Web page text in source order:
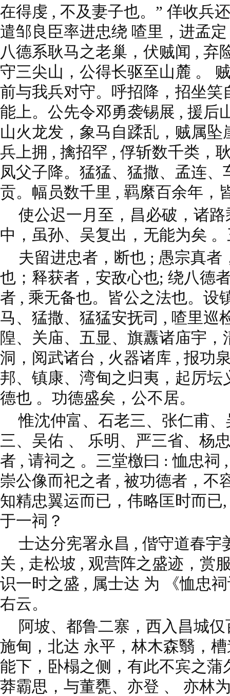
在得虔 , 不及妻子也。” 佯收兵
遣邹良臣率进忠绕 喳里，进孟
八德系耿马之老巢，伏贼闻 , 弃
守三尖山，公得长驱至山麓 。
前与我兵对守。呼招降，招坐笑
能上。公先令邓勇袭锡展 , 援后
山火龙发，象马自蹂乱，贼属
兵上拥 , 擒招罕 , 俘斩数千类，
凤父子降。猛猛、猛撒、孟连
贡。幅员数千里 , 羁縻百余年，
使公迟一月至，昌必破，诸
中，虽孙、吴复出，无能为矣
夫留进忠者，断也 ; 愚宗真者
也；释获者，安敌心也; 绕八德
者 , 乘无备也。皆公之法也。设
马、猛撒、猛猛安抚司 , 喳里巡
隍、关庙、五显、旗纛诸庙宇
洞，阅武诸台 , 火器诸库 , 报功
邦、镇康、湾甸之归夷，起厉坛
德也 。功德盛矣，公不居。
惟沈仲富、石老三、张仁甫
三、吴佑 、 乐明、严三省、杨
者 , 请祠之 。三堂檄曰 : 恤忠祠
崇公像而祀之者 , 被功德者，不
知精忠翼运而已，伟略匡时而已
于一祠？
士达分宪署永昌 , 偕守道春宇
关 , 走松坡 , 观营阵之盛迹，赏
识一时之盛 , 属士达 为 《恤忠
右云。
阿坡、都鲁二寨，西入昌城
施甸，北达 永平，林木森翳，
能下，卧榻之侧，有此不宾之蒲
莽霸思，与董甕、亦登 、 亦林